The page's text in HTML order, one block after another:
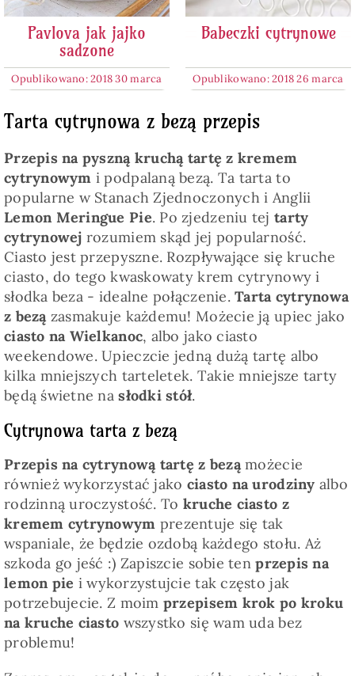
Pavlova jak jajko
sadzone
Opublikowano: 2018 30 marca
Babeczki cytrynowe
Opublikowano: 2018 26 marca
Tarta cytrynowa z bezą przepis
Przepis na pyszną kruchą tartę z kremem
cytrynowym i podpalaną bezą. Ta tarta to
popularne w Stanach Zjednoczonych i Anglii
Lemon Meringue Pie. Po zjedzeniu tej tarty
cytrynowej rozumiem skąd jej popularność.
Ciasto jest przepyszne. Rozpływające się kruche
ciasto, do tego kwaskowaty krem cytrynowy i
słodka beza - idealne połączenie.Tarta cytrynowa
z bezązasmakuje każdemu! Możecie ją upiec jako
ciasto na Wielkanoc, albo jako ciasto
weekendowe. Upieczcie jedną dużą tartę albo
kilka mniejszych tarteletek. Takie mniejsze tarty
będą świetne na słodki stół.
Cytrynowa tarta z bezą
Przepis na cytrynową tartę z beząmożecie
również wykorzystać jako ciasto na urodziny albo
rodzinną uroczystość. To kruche ciasto z
kremem cytrynowym prezentuje się tak
wspaniale, że będzie ozdobą każdego stołu. Aż
szkoda go jeść :) Zapiszcie sobie tenprzepis na
lemon pie i wykorzystujcie tak często jak
potrzebujecie. Z moim przepisem krok po kroku
na kruche ciasto wszystko się wam uda bez
problemu!